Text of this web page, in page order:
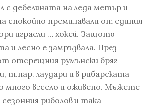
с дебелината на леда метър и
спокойно преминавали от единия
играели … хокей. Защото
и лесно е замръзвала. През
отсрещния румънски бряг
т.нар. лаудари и в рибарската
много весело и оживено. Мъжете
риболов и така